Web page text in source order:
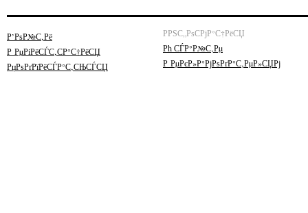
Р’РѕР№С‚Рё
Р РµРіРёСЃС‚СР°С†РёСЏ
РџРѕРґРїРёСЃР°С‚СЊСЃСЏ
РРЅС„РѕСРјР°С†РёСЏ
Рћ СЃР°Р№С‚Рµ
Р РµРєР»Р°РјРѕРґР°С‚РµР»СЏРј